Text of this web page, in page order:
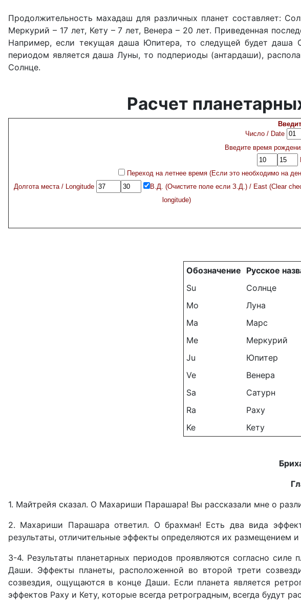
Продолжительность махадаш для различных планет составляет:
Меркурий – 17 лет, Кету – 7 лет, Венера – 20 лет. Приведенная
Например, если текущая даша Юпитера, то следущей будет даша
периодом является даша Луны, то подпериоды (антардаши),
Солнце.
Расчет
Число / Date
Введите время
Переход на летнее время (Если это необходимо на
Долгота места / Longitude
В.Д. (Очистите поле если З.Д.) / East (Clear
longitude)
Обозначение Русское
Su
Солнце
Mo
Луна
Ma
Марс
Me
Меркурий
Ju
Юпитер
Ve
Венера
Sa
Сатурн
Ra
Раху
Ke
Кету
1. Майтрейя сказал. О Махариши Парашара! Вы рассказали мне о
2. Махариши Парашара ответил. О брахман! Есть два вида
результаты, отличительные эффекты определяются их размещением и
3-4. Результаты планетарных периодов проявляются согласно
Даши. Эффекты планеты, расположенной во второй трети
созвездия, ощущаются в конце Даши. Если планета является
эффектов Раху и Кету, которые всегда ретроградным, всегда будут